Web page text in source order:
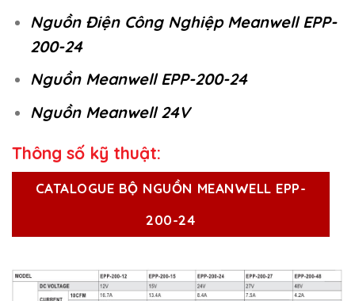
Nguồn Điện Công Nghiệp Meanwell EPP-
200-24
Nguồn Meanwell EPP-200-24
Nguồn Meanwell 24V
Thông số kỹ thuật:
CATALOGUE BỘ NGUỒN MEANWELL EPP-
200-24